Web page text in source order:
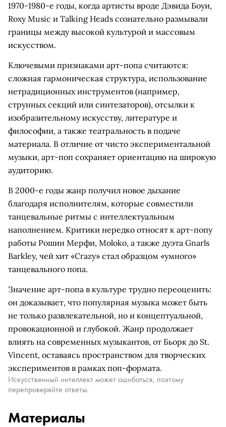
1970-1980-е годы, когда артисты вроде Дэвида Боуи,
Roxy Music и Talking Heads сознательно размывали
границы между высокой культурой и массовым
искусством.
Ключевыми признаками арт-попа считаются:
сложная гармоническая структура, использование
нетрадиционных инструментов (например,
струнных секций или синтезаторов), отсылки к
изобразительному искусству, литературе и
философии, а также театральность в подаче
материала. В отличие от чисто экспериментальной
музыки, арт-поп сохраняет ориентацию на широкую
аудиторию.
В 2000-е годы жанр получил новое дыхание
благодаря исполнителям, которые совместили
танцевальные ритмы с интеллектуальным
наполнением. Критики нередко относят к арт-попу
работы Рошин Мерфи, Moloko, а также дуэта Gnarls
Barkley, чей хит «Crazy» стал образцом «умного»
танцевального попа.
Значение арт-попа в культуре трудно переоценить:
он доказывает, что популярная музыка может быть
не только развлекательной, но и концептуальной,
провокационной и глубокой. Жанр продолжает
влиять на современных музыкантов, от Бьорк до St.
Vincent, оставаясь пространством для творческих
экспериментов в рамках поп-формата.
Искусственный интеллект может ошибаться, поэтому
перепроверяйте ответы.
Материалы